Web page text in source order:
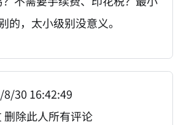
的，太小级别没意义。
8/30 16:42:49
删除此人所有评论